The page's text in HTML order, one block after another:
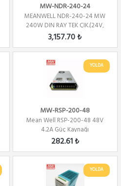
MW-NDR-240-24
MEANWELL NDR-240-24 MW
240W DIN RAY TEK ÇIK.(24V,
10A)
3,157.70 ₺
YOLDA
MW-RSP-200-48
Mean Well RSP-200-48 48V
4.2A Güç Kaynağı
282.61 ₺
YOLDA